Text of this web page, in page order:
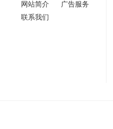
网站简介
广告服务
联系我们